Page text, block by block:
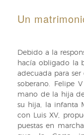
Un
Debido a la
hacía obligado la
adecuada para
soberano. Felipe
mano de la hija
su hija, la infanta
con Luis XV,
puestas en